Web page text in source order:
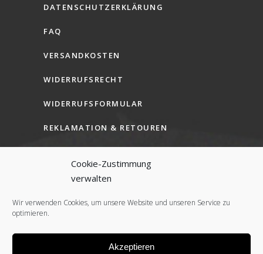
Cookie-Zustimmung
verwalten
Wir verwenden Cookies, um unsere Website und unseren Service zu
optimieren.
Akzeptieren
DATENSCHUTZERKLÄRUNG
FAQ
VERSANDKOSTEN
WIDERRUFSRECHT
WIDERRUFSFORMULAR
REKLAMATION & RETOUREN
AGB (B2B)
COOKIE-RICHTLINIE (EU)